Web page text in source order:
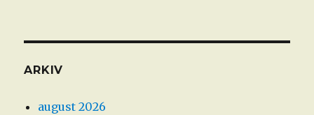
ARKIV
august 2026